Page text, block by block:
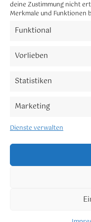
deine Zustimmung nicht
Merkmale und
Funktional
Vorlieben
Statistiken
Marketing
Dienste verwalten